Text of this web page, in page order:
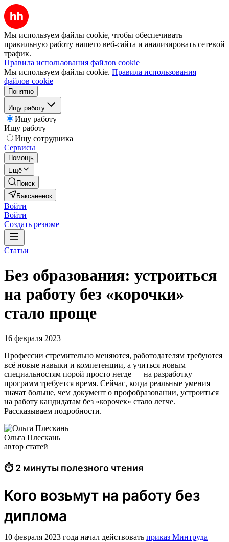
Мы используем файлы cookie, чтобы обеспечивать
правильную работу нашего веб-сайта и анализировать сетевой
трафик.
Правила использования файлов cookie
Мы используем файлы cookie. Правила использования
файлов cookie
Понятно
Ищу работу
Ищу работу
Ищу работу
Ищу сотрудника
Сервисы
Помощь
Ещё
Поиск
Баксаненок
Войти
Войти
Создать резюме
Статьи
Без образования: устроиться
на работу без «корочки»
стало проще
16 февраля 2023
Профессии стремительно меняются, работодателям требуются
всё новые навыки и компетенции, а учиться новым
специальностям порой просто негде — на разработку
программ требуется время. Сейчас, когда реальные умения
значат больше, чем документ о профобразовании, устроиться
на работу кандидатам без «корочек» стало легче.
Рассказываем подробности.
Ольга Плескань
автор статей
⏱ 2 минуты полезного чтения
Кого возьмут на работу без
диплома
10 февраля 2023 года начал действовать приказ Минтруда